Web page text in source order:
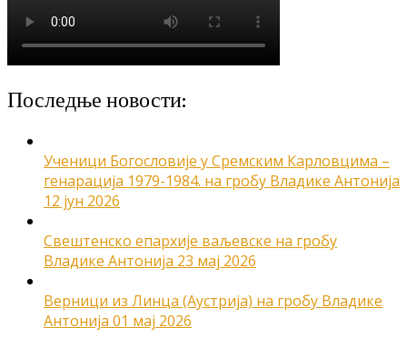
Последње новости:
Ученици Богословије у Сремским Карловцима –
генарација 1979-1984. на гробу Владике Антонија
12 јун 2026
Свештенско епархије ваљевске на гробу
Владике Антонија 23 мај 2026
Верници из Линца (Аустрија) на гробу Владике
Антонија 01 мај 2026